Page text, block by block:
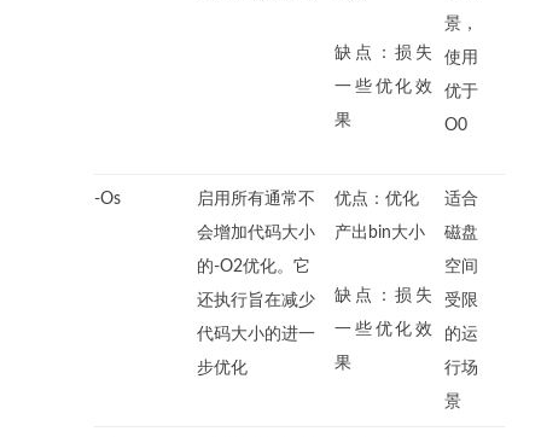
缺点：损失
一些优化效
果
景，
使用
优于
O0
-Os
启用所有通常不
会增加代码大小
的-O2优化。它
还执行旨在减少
代码大小的进一
步优化
优点：优化
产出bin大小
缺点：损失
一些优化效
果
适合
磁盘
空间
受限
的运
行场
景